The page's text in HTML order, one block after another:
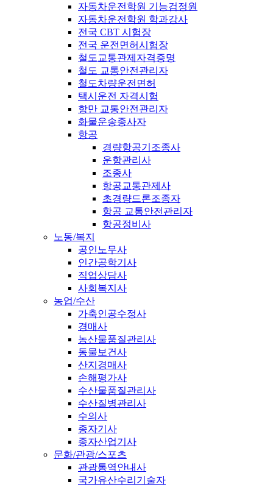
자동차운전학원 기능검정원
자동차운전학원 학과강사
전국 CBT 시험장
전국 운전면허시험장
철도교통관제자격증명
철도 교통안전관리자
철도차량운전면허
택시운전 자격시험
항만 교통안전관리자
화물운송종사자
항공
경량항공기조종사
운항관리사
조종사
항공교통관제사
초경량드론조종자
항공 교통안전관리자
항공정비사
노동/복지
공인노무사
인간공학기사
직업상담사
사회복지사
농업/수산
가축인공수정사
경매사
농산물품질관리사
동물보건사
산지경매사
손해평가사
수산물품질관리사
수산질병관리사
수의사
종자기사
종자산업기사
문화/관광/스포츠
관광통역안내사
국가유산수리기술자